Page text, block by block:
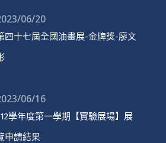
06/20
四十七屆全國油畫展-金牌獎-廖文
06/16
學年度第一學期【實驗展場】展
申請結果